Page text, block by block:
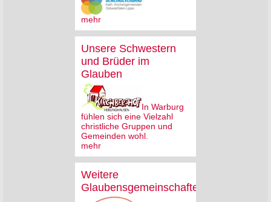
mehr
Unsere Schwestern
und Brüder im
Glauben
In Warburg
fühlen sich eine Vielzahl
christliche Gruppen und
Gemeinden wohl.
mehr
Weitere
Glaubensgemeinschaften